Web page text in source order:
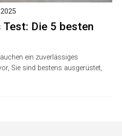
Die 5 besten
ein zuverlässiges
Sie sind bestens ausgerüstet,